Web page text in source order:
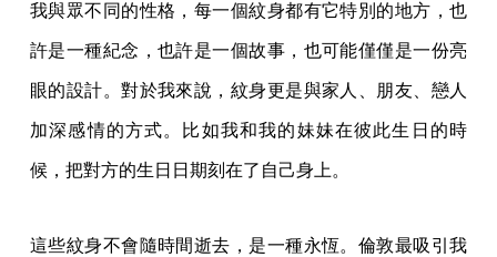
我與眾不同的性格，每一個紋身都有它特別的地方，也
許是一種紀念，也許是一個故事，也可能僅僅是一份亮
眼的設計。對於我來說，紋身更是與家人、朋友、戀人
加深感情的方式。比如我和我的妹妹在彼此生日的時
候，把對方的生日日期刻在了自己身上。
這些紋身不會隨時間逝去，是一種永恆。倫敦最吸引我